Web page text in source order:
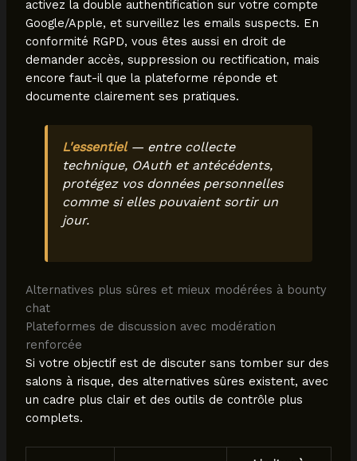
activez la double authentification sur votre compte
Google/Apple, et surveillez les emails suspects. En
conformité RGPD, vous êtes aussi en droit de
demander accès, suppression ou rectification, mais
encore faut-il que la plateforme réponde et
documente clairement ses pratiques.
L'essentiel— entre collecte
technique, OAuth et antécédents,
protégez vos données personnelles
comme si elles pouvaient sortir un
jour.
Alternatives plus sûres et mieux modérées à bounty
chat
Plateformes de discussion avec modération
renforcée
Si votre objectif est de discuter sans tomber sur des
salons à risque, des alternatives sûres existent, avec
un cadre plus clair et des outils de contrôle plus
complets.